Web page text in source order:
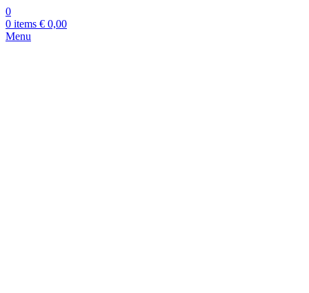
0
0 items € 0,00
Menu